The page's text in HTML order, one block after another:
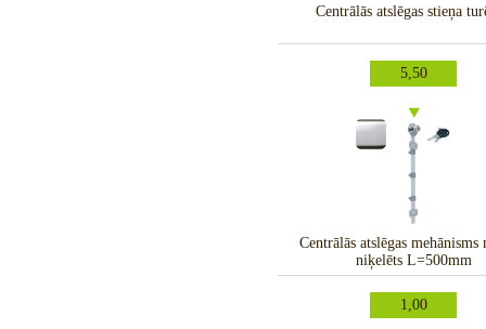
Centrālās atslēgas stieņa
5,50
Centrālās atslēgas mehānisms
niķelēts L=500mm
1,00